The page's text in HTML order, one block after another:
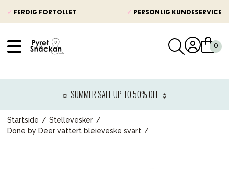
✓ FERDIG FORTOLLET ✓ PERSONLIG KUNDESERVICE
☼ SUMMER SALE UP TO 50% OFF ☼
Startside
Stellevesker
Done by Deer vattert bleieveske svart
Barnevogner
Bilstol